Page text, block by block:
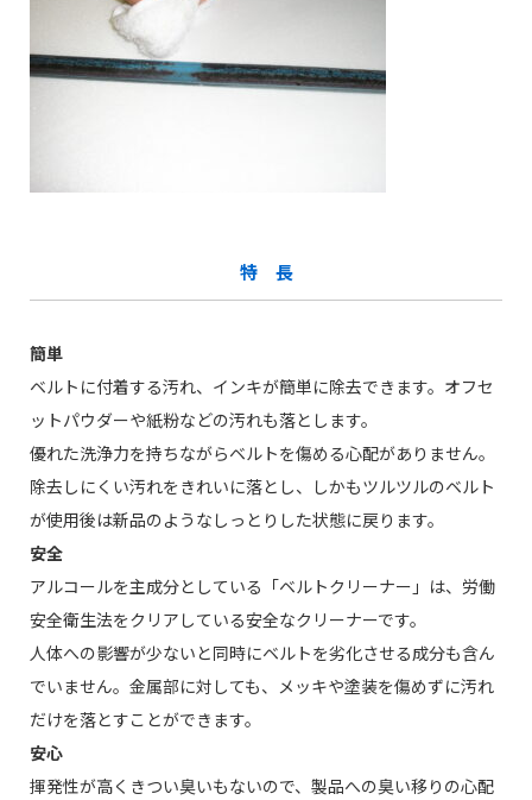
特 長
簡単
ベルトに付着する汚れ、インキが簡単に除去できます。オフセ
ットパウダーや紙粉などの汚れも落とします。
優れた洗浄力を持ちながらベルトを傷める心配がありません。
除去しにくい汚れをきれいに落とし、しかもツルツルのベルト
が使用後は新品のようなしっとりした状態に戻ります。
安全
アルコールを主成分としている「ベルトクリーナー」は、労働
安全衛生法をクリアしている安全なクリーナーです。
人体への影響が少ないと同時にベルトを劣化させる成分も含ん
でいません。金属部に対しても、メッキや塗装を傷めずに汚れ
だけを落とすことができます。
安心
揮発性が高くきつい臭いもないので、製品への臭い移りの心配